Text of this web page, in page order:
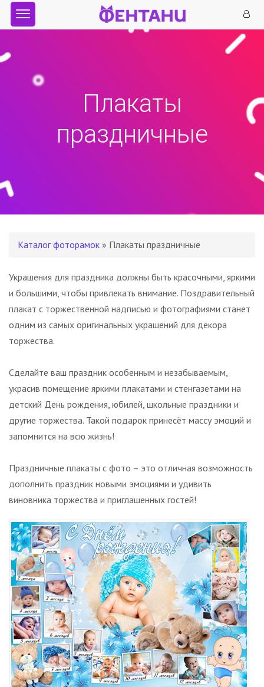
Плакаты
праздничные
Каталог фоторамок » Плакаты праздничные
Украшения для праздника должны быть красочными, яркими
и большими, чтобы привлекать внимание. Поздравительный
плакат с торжественной надписью и фотографиями станет
одним из самых оригинальных украшений для декора
торжества.
Сделайте ваш праздник особенным и незабываемым,
украсив помещение яркими плакатами и стенгазетами на
детский День рождения, юбилей, школьные праздники и
другие торжества. Такой подарок принесёт массу эмоций и
запомнится на всю жизнь!
Праздничные плакаты с фото – это отличная возможность
дополнить праздник новыми эмоциями и удивить
виновника торжества и приглашенных гостей!